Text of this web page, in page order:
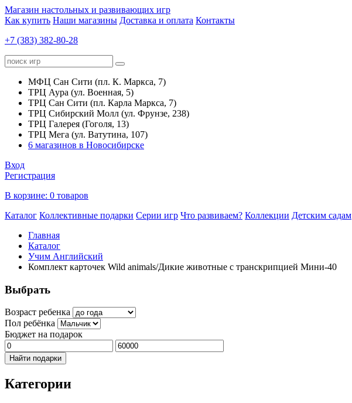
Магазин настольных и развивающих игр
Как купить Наши магазины Доставка и оплата Контакты
+7 (383) 382-80-28
МФЦ Сан Сити (пл. К. Маркса, 7)
ТРЦ Аура (ул. Военная, 5)
ТРЦ Сан Сити (пл. Карла Маркса, 7)
ТРЦ Сибирский Молл (ул. Фрунзе, 238)
ТРЦ Галерея (Гоголя, 13)
ТРЦ Мега (ул. Ватутина, 107)
6 магазинов в Новосибирске
Вход
Регистрация
В корзине: 0 товаров
Каталог Коллективные подарки Серии игр Что развиваем? Коллекции Детским садам
Главная
Каталог
Учим Английский
Комплект карточек Wild animals/Дикие животные с транскрипцией Мини-40
Выбрать
Возраст ребенка
Пол ребёнка
Бюджет на подарок
Найти подарки
Категории